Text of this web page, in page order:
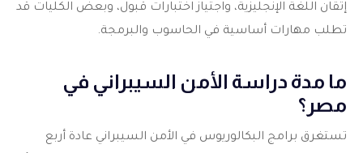
إتقان اللغة الإنجليزية، واجتياز اختبارات قبول، وبعض الكليات قد
تطلب مهارات أساسية في الحاسوب والبرمجة.
ما مدة دراسة الأمن السيبراني في
مصر؟
تستغرق برامج البكالوريوس في الأمن السيبراني عادة أربع